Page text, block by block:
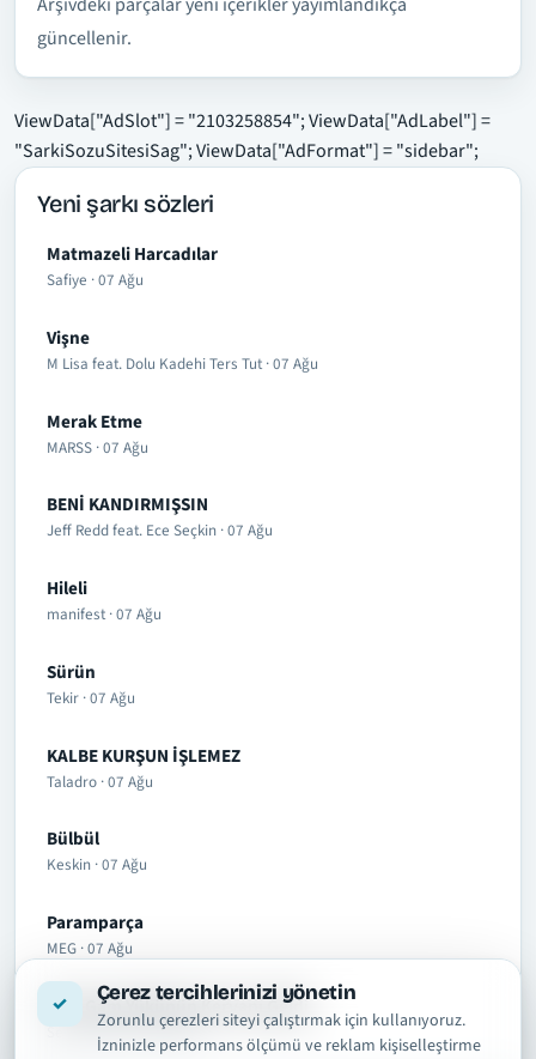
Çerez tercihlerinizi yönetin
Zorunlu çerezleri siteyi çalıştırmak için kullanıyoruz.
İzninizle performans ölçümü ve reklam kişiselleştirme
güncellenir.
ViewData["AdSlot"] = "2103258854"; ViewData["AdLabel"] =
"SarkiSozuSitesiSag"; ViewData["AdFormat"] = "sidebar";
Yeni şarkı sözleri
Matmazeli Harcadılar
Safiye · 07 Ağu
Vişne
M Lisa feat. Dolu Kadehi Ters Tut · 07 Ağu
Merak Etme
MARSS · 07 Ağu
BENİ KANDIRMIŞSIN
Jeff Redd feat. Ece Seçkin · 07 Ağu
Hileli
manifest · 07 Ağu
Sürün
Tekir · 07 Ağu
KALBE KURŞUN İŞLEMEZ
Taladro · 07 Ağu
Bülbül
Keskin · 07 Ağu
Paramparça
MEG · 07 Ağu
Yine Gam Yükünün Kervanı Geldi
Sevcan Orhan · 07 Ağu